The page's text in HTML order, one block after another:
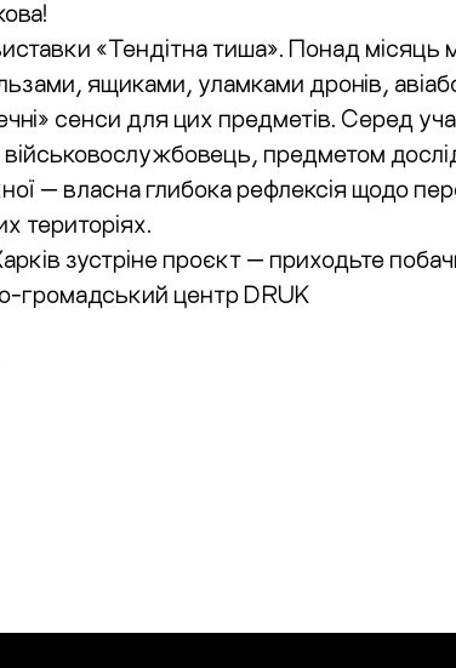
«Тендітна тиша». Понад місяць
ящиками, уламками дронів,
сенси для цих предметів. Серед
предметом
— власна глибока рефлексія щодо
територіях.
зустріне проєкт — приходьте
громадський центр DRUK